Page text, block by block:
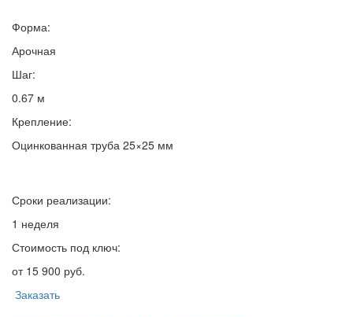
Форма:
Арочная
Шаг:
0.67 м
Крепление:
Оцинкованная труба 25×25 мм
Сроки реализации:
1 неделя
Стоимость под ключ:
от 15 900 руб.
Заказать